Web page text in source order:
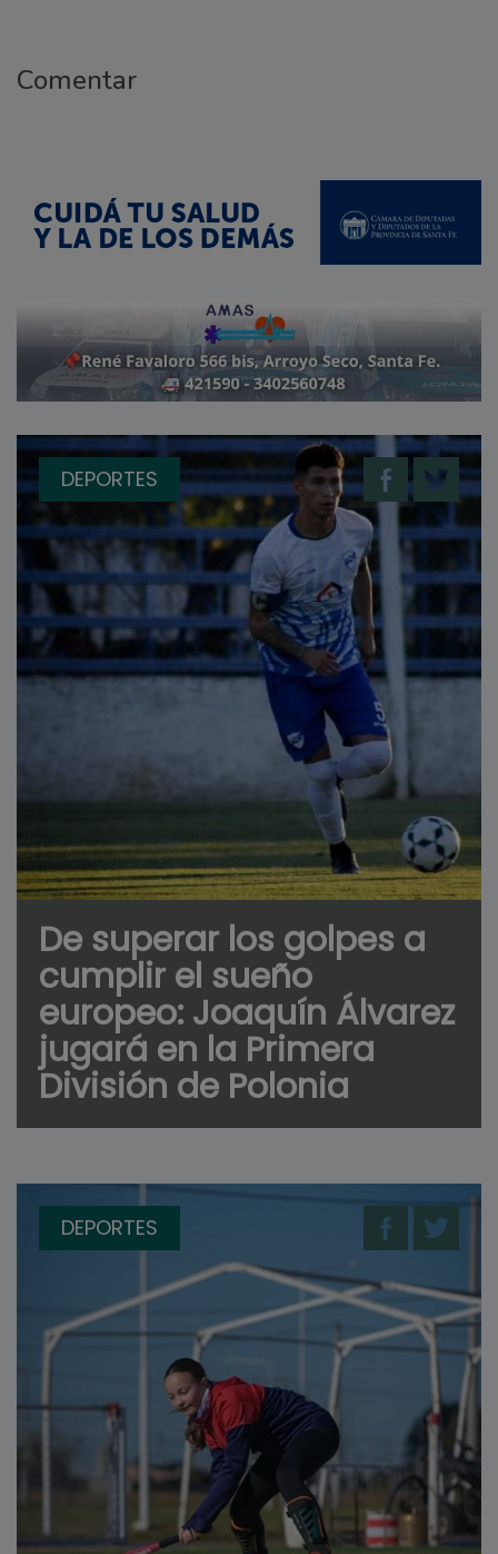
Comentar
DEPORTES
De superar los golpes a
cumplir el sueño
europeo: Joaquín Álvarez
jugará en la Primera
División de Polonia
DEPORTES